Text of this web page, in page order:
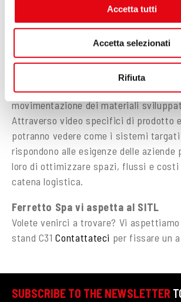
Utilizziamo i cookie per personalizzare
annunci, per fornire funzionalità dei
analizzare il nostro traffico.
nostri partner che si occupano di analisi
pubblicità e social media, i quali
con altre informazioni che hai fornito
raccolto dal tuo utilizzo dei loro servizi.
Accetta tutti
Accetta selezionati
Rifiuta
accessori permettono di
produttive e di picking.
Tante soluzioni all’insegna
Oltre a Vertimag, Ferretto Spa
anche le numerose altre soluzioni di
movimentazione dei materiali
Attraverso video specifici di prodotto
potranno vedere come i sistemi
rispondono alle esigenze delle aziende
loro di ottimizzare spazi, flussi e costi
catena logistica.
Ferretto Spa vi aspetta al SITL
Volete venirci a trovare? Vi aspettiamo
stand C31Contattateci per fissare un
SUBSCRIBE TO THE NEWSLETTER